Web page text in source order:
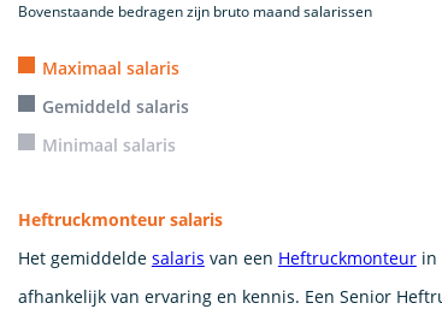
Bovenstaande bedragen zijn bruto maand salarissen
Maximaal salaris
Gemiddeld salaris
Minimaal salaris
Heftruckmonteur salaris
Het gemiddelde salaris van een Heftruckmonteurin
afhankelijk van ervaring en kennis. Een Senior